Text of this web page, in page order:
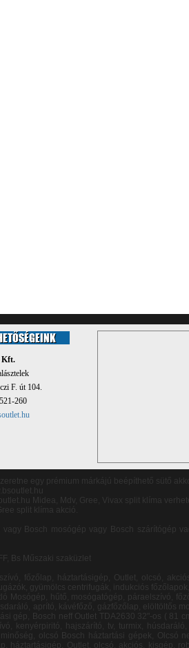
Kft.
F. út 104.
260
egy prémium márkájú beépíthető sütő
Midea, Mdv, Gree, Vivax split klíma
split klíma akció.
Bosch mosógép vagy Bosch szárítógép
Bs Műszaki szaküzlet
minőség, olcsó Bosch háztartási gépek, Olcsó neff háztartási gép, Bosch Neff Outlet MFQ3010 Aprító, turmix, mixer, húsdaráló Mosógép, hűtő, mosógatógép, páraelszívó, főzőlap, háztartásigép, Outlet, olcsó, akciós, kisgép, robotgép, porszívó, kenyérpiritó, hajszárító, tv, turmix, húsdaráló, aprító, kávéfőző, gázfőzőlap, elöltöltős mosógép, hősugázók, gyümölcs centrifugák, indukciós főzőlapok, Bosch minőség, olcsó Bosch háztartási gépek, Olcsó neff háztartási gép, Bosch Neff Outlet BSD3030 Aprító, turmix, mixer, húsdaráló Mosógép, hűtő, mosógatógép, páraelszívó, főzőlap, háztartásigép, Outlet, olcsó, akciós, kisgép, Midea klíma, robotgép, porszívó, kenyérpiritó, hajszárító, tv, turmix, húsdaráló, aprító, kávéfőző, gázfőzőlap, elöltöltős mosógép, hősugázók, gyümölcs centrifugák, indukciós főzőlapok, Bosch minőség, olcsó Bosch háztartási gépek, Olcsó neff háztartási gép, Bosch Neff Outlet KG36VVL30 Aprító, turmix, mixer, húsdaráló Mosógép, hűtő, mosógatógép, páraelszívó, főzőlap, háztartásigép, Outlet, olcsó, akciós, kisgép, robotgép, porszívó, kenyérpiritó, hajszárító, tv, turmix, húsdaráló, aprító, kávéfőző, gázfőzőlap, elöltöltős mosógép, Midea klíma, hősugázók, gyümölcs centrifugák, indukciós főzőlapok, Bosch minőség, olcsó Bosch háztartási gépek, Olcsó neff háztartási gép, Bosch Neff Outlet KG39VVL30 Aprító, turmix, mixer, húsdaráló Mosógép, hűtő, mosógatógép, páraelszívó, főzőlap, háztartásigép, Outlet, olcsó, akciós, kisgép, robotgép, porszívó, kenyérpiritó, hajszárító, tv, turmix, húsdaráló, aprító, kávéfőző, gázfőzőlap, Midea klíma, elöltöltős mosógép, Neff sütő, hősugázók, gyümölcs centrifugák, indukciós főzőlapok, Bosch minőség, olcsó Bosch háztartási gépek, Olcsó neff háztartási gép, Bosch Neff Outlet KG39VVL31 Aprító, turmix, mixer, húsdaráló Mosógép, hűtő, mosógatógép, páraelszívó, főzőlap, háztartásigép, Outlet, olcsó, akciós, kisgép, robotgép, porszívó, kenyérpiritó, hajszárító, tv, turmix, húsdaráló, aprító, kávéfőző, gázfőzőlap, elöltöltős mosógép, hősugázók, gyümölcs centrifugák, indukciós főzőlapok, Bosch minőség, olcsó Bosch háztartási gépek, Olcsó neff háztartási gép, Bosch Neff Outlet KG39VVW30 Aprító, turmix, mixer, húsdaráló Mosógép, hűtő, mosógatógép, páraelszívó, főzőlap, háztartásigép, Outlet, olcsó, akciós, kisgép, robotgép, porszívó, kenyérpiritó, hajszárító, tv, turmix, húsdaráló, aprító, kávéfőző, gázfőzőlap, elöltöltős mosógép, hősugázók, gyümölcs centrifugák, indukciós főzőlapok, Bosch minőség, olcsó Bosch háztartási gépek, Olcsó neff háztartási gép, Bosch Neff Outlet KG49EAI30 Aprító, turmix, mixer, húsdaráló Mosógép, hűtő, mosógatógép, páraelszívó, főzőlap,